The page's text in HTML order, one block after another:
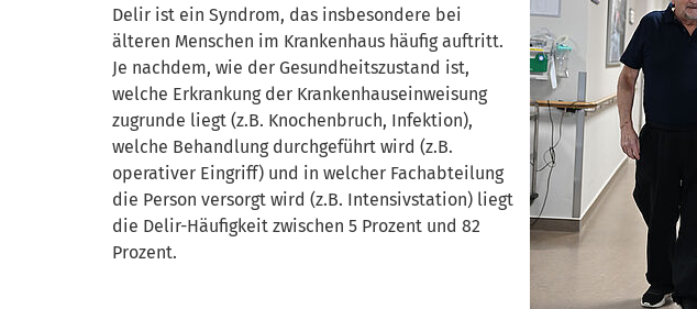
Delir ist ein Syndrom, das insbesondere bei
älteren Menschen im Krankenhaus häufig auftritt.
Je nachdem, wie der Gesundheitszustand ist,
welche Erkrankung der Krankenhauseinweisung
zugrunde liegt (z.B. Knochenbruch, Infektion),
welche Behandlung durchgeführt wird (z.B.
operativer Eingriff) und in welcher Fachabteilung
die Person versorgt wird (z.B. Intensivstation) liegt
die Delir-Häufigkeit zwischen 5 Prozent und 82
Prozent.